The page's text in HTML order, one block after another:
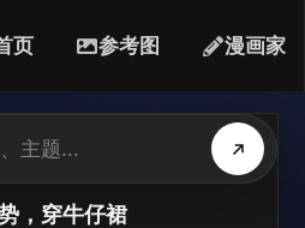
页 参考图 漫画家
，穿牛仔裙